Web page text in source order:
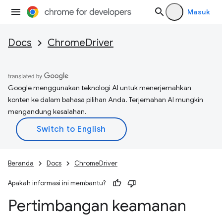
Masuk
Docs ChromeDriver
Google menggunakan teknologi AI untuk menerjemahkan
konten ke dalam bahasa pilihan Anda. Terjemahan AI mungkin
mengandung kesalahan.
Beranda Docs ChromeDriver
Apakah informasi ini membantu?
Pertimbangan keamanan